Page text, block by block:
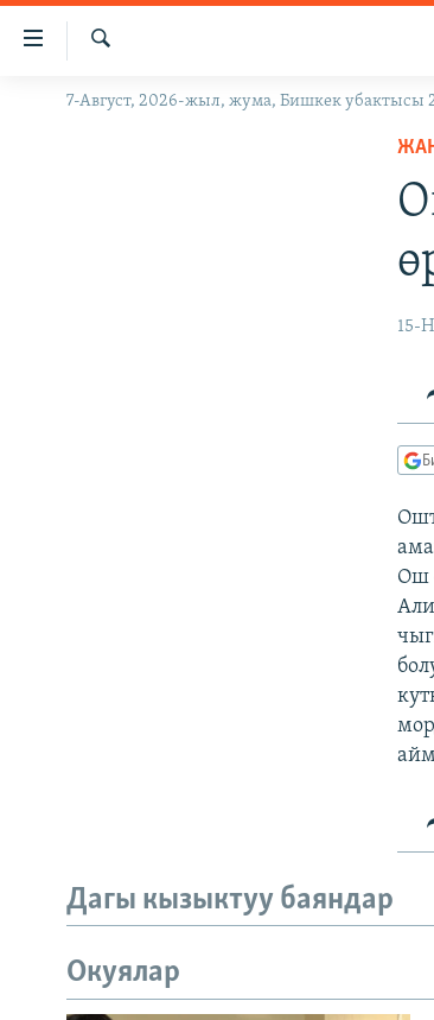
Линктер
Мазмунга
Навигацияга
ЖАҢЫЛЫКТАР
Издөө
7-Август, 2026-жыл, жума, Бишкек убактысы
15-
Ош
Дагы кызыктуу баяндар
Окуялар